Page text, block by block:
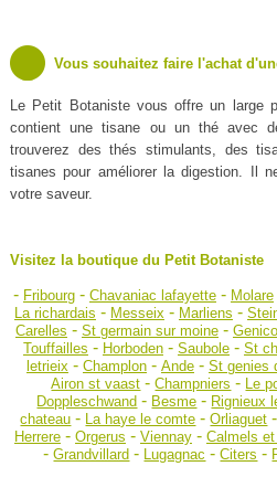
Vous souhaitez faire l'achat
Le Petit Botaniste vous offre un large
contient une tisane ou un thé avec
trouverez des thés stimulants, des
tisanes pour améliorer la digestion. Il
votre saveur.
Visitez la boutique du Petit Botaniste
- Fribourg- Chavaniac lafayette- Molare
La richardais - Messeix - Marliens -
Carelles - St germain sur moine-
Touffailles - Horboden- Saubole- St
letrieix - Champlon- Ande- St genies
Airon st vaast -Champniers - Le
Doppleschwand - Besme - Rignieux
chateau - La haye le comte -Orliaguet -
Herrere- Orgerus - Viennay- Calmels
-Grandvillard - Lugagnac -Citers -